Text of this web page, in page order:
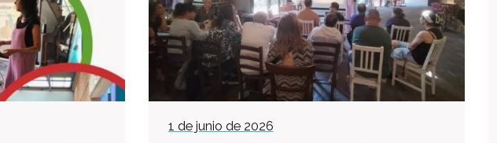
1 de junio de 2026